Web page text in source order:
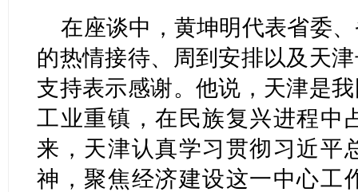
在座谈中，黄坤明代表省委
的热情接待、周到安排以及天
支持表示感谢。他说，天津是
工业重镇，在民族复兴进程中
来，天津认真学习贯彻习近平
神，聚焦经济建设这一中心工